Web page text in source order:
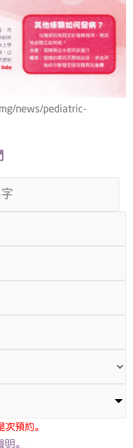
news/pediatric-
預約。
。